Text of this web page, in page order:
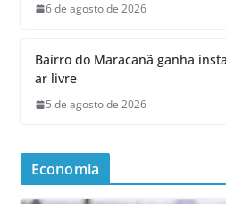
6 de agosto de 2026
Bairro do Maracanã ganha
ar livre
5 de agosto de 2026
Economia